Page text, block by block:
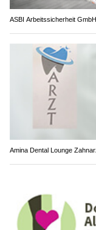
ASBI Arbeitssicherheit
Amina Dental Lounge